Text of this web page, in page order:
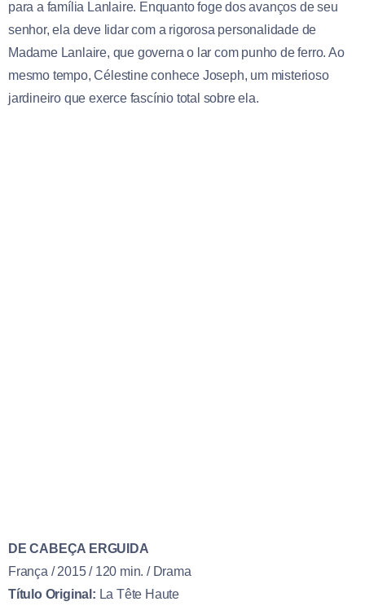
para a família Lanlaire. Enquanto foge dos avanços de seu
senhor, ela deve lidar com a rigorosa personalidade de
Madame Lanlaire, que governa o lar com punho de ferro. Ao
mesmo tempo, Célestine conhece Joseph, um misterioso
jardineiro que exerce fascínio total sobre ela.
DE CABEÇA ERGUIDA
França / 2015 / 120 min. / Drama
Título Original: La Tête Haute